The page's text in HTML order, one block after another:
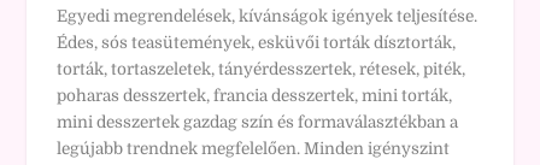
Egyedi megrendelések, kívánságok igények teljesítése.
Édes, sós teasütemények, esküvői torták dísztorták,
torták, tortaszeletek, tányérdesszertek, rétesek, piték,
poharas desszertek, francia desszertek, mini torták,
mini desszertek gazdag szín és formaválasztékban a
legújabb trendnek megfelelően. Minden igényszint